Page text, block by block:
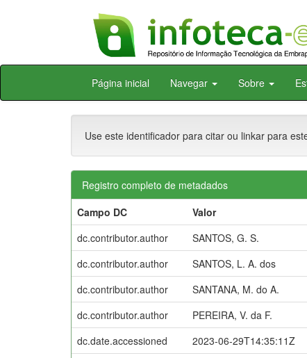
Skip
Página inicial Navegar Sobre
Use este identificador para citar ou linkar para
Registro completo de metadados
Campo DC
Valor
dc.contributor.author
SANTOS, G. S.
dc.contributor.author
SANTOS, L. A. dos
dc.contributor.author
SANTANA, M. do A.
dc.contributor.author
PEREIRA, V. da F.
dc.date.accessioned
2023-06-29T14:35:11Z